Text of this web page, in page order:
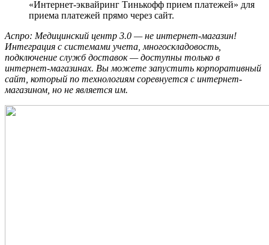
«Интернет-эквайринг Тинькофф прием платежей» для
приема платежей прямо через сайт.
Аспро: Медицинский центр 3.0 — не интернет-магазин!
Интеграция с системами учета, многоскладовость,
подключение служб доставок — доступны только в
интернет-магазинах. Вы можете запустить корпоративный
сайт, который по технологиям соревнуется с интернет-
магазином, но не является им.